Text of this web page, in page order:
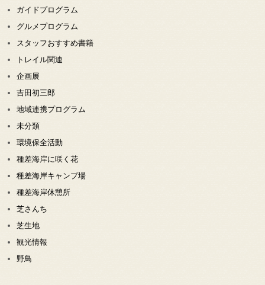
ガイドプログラム
グルメプログラム
スタッフおすすめ書籍
トレイル関連
企画展
吉田初三郎
地域連携プログラム
未分類
環境保全活動
種差海岸に咲く花
種差海岸キャンプ場
種差海岸休憩所
芝さんち
芝生地
観光情報
野鳥